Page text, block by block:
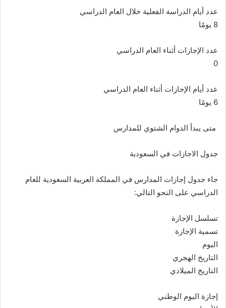
عدد أيام الدراسة الفعلية خلال العام الدراسي
8 يومًا
عدد الإجازات أثناء العام الدراسي
0
عدد أيام الإجازات أثناء العام الدراسي
6 يومًا
متى يبدأ الدوام الشتوي للمدارس
جدول الاجازات في السعودية
جاء جدول إجازات المدارس في المملكة العربية السعودية للعام
الدراسي على النحو التالي:
تسلسل الإجازة
تسمية الإجازة
اليوم
التاريخ الهجري
التاريخ الميلادي
إجازة اليوم الوطني